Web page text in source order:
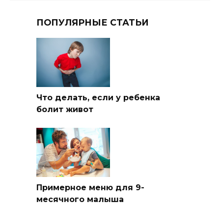
ПОПУЛЯРНЫЕ СТАТЬИ
Что делать, если у ребенка
болит живот
Примерное меню для 9-
месячного малыша